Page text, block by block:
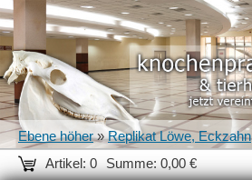
Artikel: 0 Summe: 0,00 €
Ebene höher»Replikat Löwe, Eckzahn